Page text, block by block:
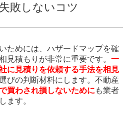
敗しないコツ
ためには、ハザードマップを確
見積もりが非常に重要です。 一
に見積りを依頼する手法を相見
びの判断材料にします。不動産
買わされ損しないために も業者
ます。